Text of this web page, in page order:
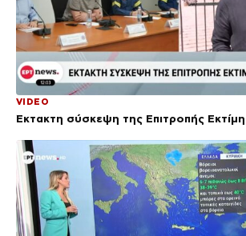
VIDEO
Έκτακτη σύσκεψη της Επιτροπής